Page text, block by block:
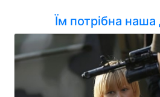
Їм потрібна